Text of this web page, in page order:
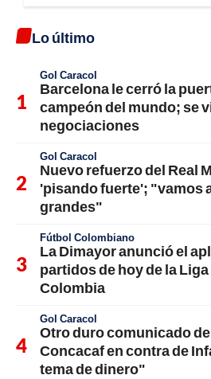
Lo último
Gol Caracol
Barcelona le cerró la
campeón del mundo; se
negociaciones
Gol Caracol
Nuevo refuerzo del Real
'pisando fuerte'; "vamos
grandes"
Fútbol Colombiano
La Dimayor anunció el
partidos de hoy de la
Colombia
Gol Caracol
Otro duro comunicado de
Concacaf en contra de
tema de dinero"